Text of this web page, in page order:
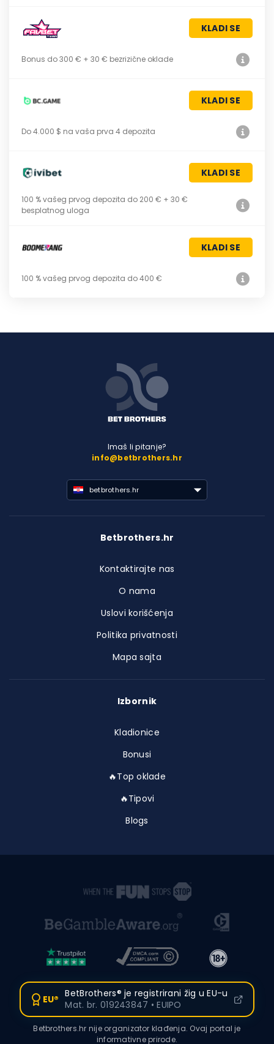
KLADI SE
Bonus do 300 € + 30 € bezrizične oklade
KLADI SE
Do 4.000 $ na vaša prva 4 depozita
KLADI SE
100 % vašeg prvog depozita do 200 € + 30 €
besplatnog uloga
KLADI SE
100 % vašeg prvog depozita do 400 €
Imaš li pitanje?
info@betbrothers.hr
betbrothers.hr
Betbrothers.hr
Kontaktirajte nas
O nama
Uslovi korišćenja
Politika privatnosti
Mapa sajta
Izbornik
Kladionice
Bonusi
🔥Top oklade
🔥Tipovi
Blogs
EU® BetBrothers® je registrirani žig u EU-u
Mat. br. 019243847 • EUIPO
Betbrothers.hr nije organizator klađenja. Ovaj portal je
informativne prirode.